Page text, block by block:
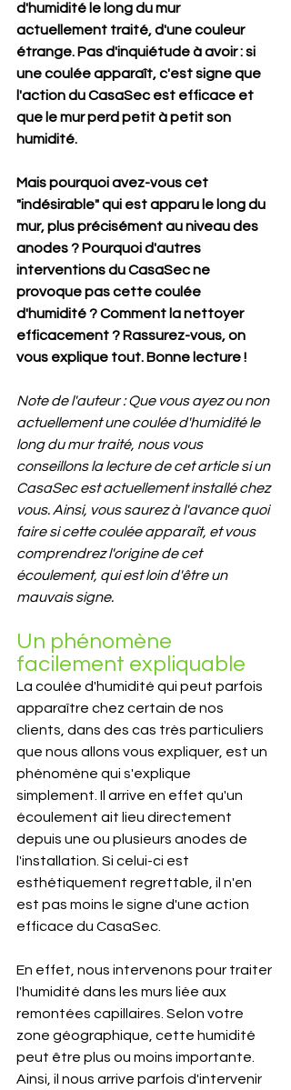
d'humidité le long du mur
actuellement traité, d'une couleur
étrange. Pas d'inquiétude à avoir : si
une coulée apparaît, c'est signe que
l'action du CasaSec est efficace et
que le mur perd petit à petit son
humidité.
Mais pourquoi avez-vous cet
"indésirable" qui est apparu le long du
mur, plus précisément au niveau des
anodes ? Pourquoi d'autres
interventions du CasaSec ne
provoque pas cette coulée
d'humidité ? Comment la nettoyer
efficacement ? Rassurez-vous, on
vous explique tout. Bonne lecture !
Note de l'auteur : Que vous ayez ou non
actuellement une coulée d'humidité le
long du mur traité, nous vous
conseillons la lecture de cet article si un
CasaSec est actuellement installé chez
vous. Ainsi, vous saurez à l'avance quoi
faire si cette coulée apparaît, et vous
comprendrez l'origine de cet
écoulement, qui est loin d'être un
mauvais signe.
Un phénomène
facilement expliquable
La coulée d'humidité qui peut parfois
apparaître chez certain de nos
clients, dans des cas très particuliers
que nous allons vous expliquer, est un
phénomène qui s'explique
simplement. Il arrive en effet qu'un
écoulement ait lieu directement
depuis une ou plusieurs anodes de
l'installation. Si celui-ci est
esthétiquement regrettable, il n'en
est pas moins le signe d'une action
efficace du CasaSec.
En effet, nous intervenons pour traiter
l'humidité dans les murs liée aux
remontées capillaires. Selon votre
zone géographique, cette humidité
peut être plus ou moins importante.
Ainsi, il nous arrive parfois d'intervenir